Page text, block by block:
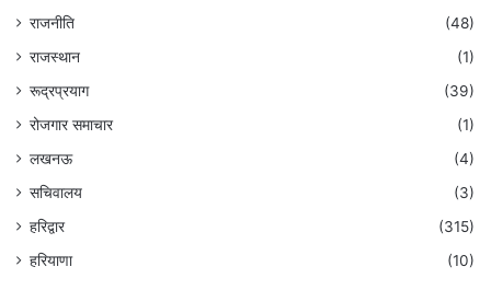
राजनीति
(48)
राजस्थान
(1)
रूद्रप्रयाग
(39)
रोजगार समाचार
(1)
लखनऊ
(4)
सचिवालय
(3)
हरिद्वार
(315)
हरियाणा
(10)